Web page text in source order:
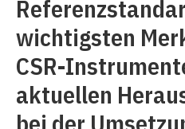
wichtigsten
CSR-
aktuellen